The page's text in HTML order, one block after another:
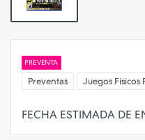
PREVENTA
Preventas Juegos Fisicos